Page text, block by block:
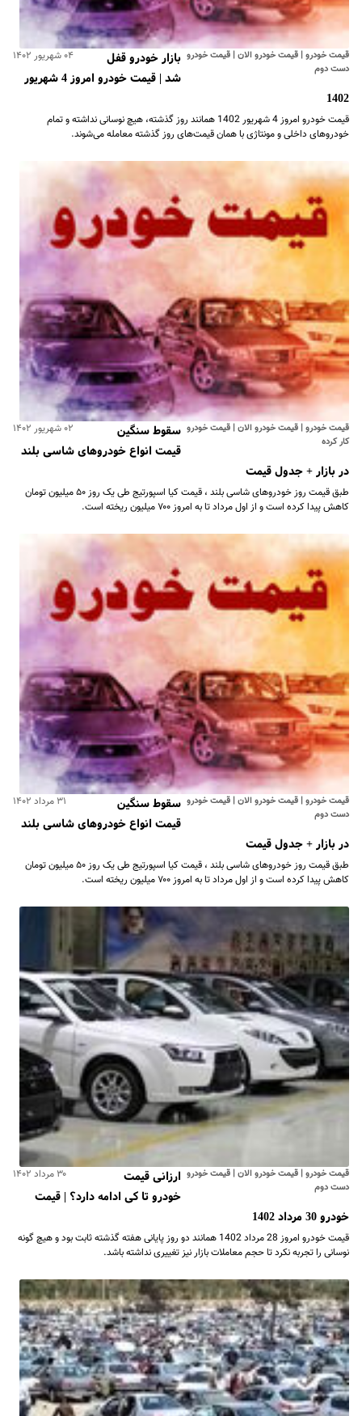
قیمت خودرو | قیمت خودرو الان | قیمت خودرو
دست دوم
۰۴ شهریور ۱۴۰۲
بازار خودرو قفل
شد | قیمت خودرو امروز 4 شهریور
1402
قیمت خودرو امروز 4 شهریور 1402 همانند روز گذشته، هیچ نوسانی نداشته و تمام
خودروهای داخلی و مونتاژی با همان قیمت‌های روز گذشته معامله می‌شوند.
قیمت خودرو | قیمت خودرو الان | قیمت خودرو
کار کرده
۰۲ شهریور ۱۴۰۲
سقوط سنگین
قیمت انواع خودروهای شاسی بلند
در بازار + جدول قیمت
طبق قیمت روز خودروهای شاسی بلند ، قیمت کیا اسپورتیج طی یک روز ۵۰ میلیون تومان
کاهش پیدا کرده است و از اول مرداد تا به امروز ۷۰۰ میلیون ریخته است.
قیمت خودرو | قیمت خودرو الان | قیمت خودرو
دست دوم
۳۱ مرداد ۱۴۰۲
سقوط سنگین
قیمت انواع خودروهای شاسی بلند
در بازار + جدول قیمت
طبق قیمت روز خودروهای شاسی بلند ، قیمت کیا اسپورتیج طی یک روز ۵۰ میلیون تومان
کاهش پیدا کرده است و از اول مرداد تا به امروز ۷۰۰ میلیون ریخته است.
قیمت خودرو | قیمت خودرو الان | قیمت خودرو
دست دوم
۳۰ مرداد ۱۴۰۲
ارزانی قیمت
خودرو تا کی ادامه دارد؟ | قیمت
خودرو 30 مرداد 1402
قیمت خودرو امروز 28 مرداد 1402 همانند دو روز پایانی هفته گذشته ثابت بود و هیچ گونه
نوسانی را تجربه نکرد تا حجم معاملات بازار نیز تغییری نداشته باشد.